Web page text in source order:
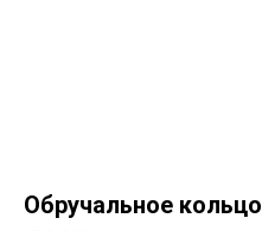
Обручальное кольцо